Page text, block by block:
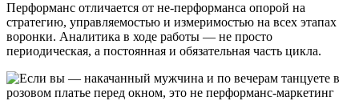
Перформанс отличается от не-перформанса опорой на
стратегию, управляемостью и измеримостью на всех этапах
воронки. Аналитика в ходе работы — не просто
периодическая, а постоянная и обязательная часть цикла.